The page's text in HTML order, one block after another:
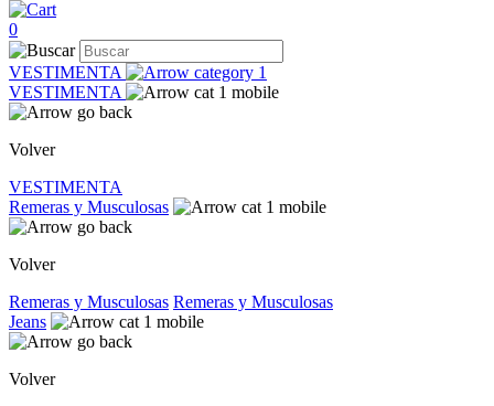
0
VESTIMENTA
VESTIMENTA
Volver
VESTIMENTA
Remeras y Musculosas
Volver
Remeras y Musculosas Remeras y Musculosas
Jeans
Volver